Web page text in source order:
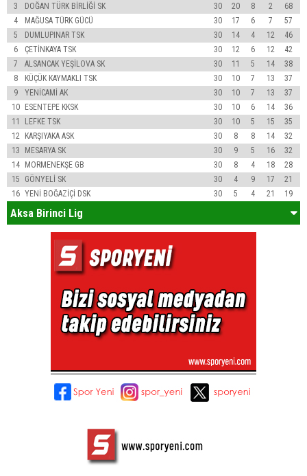
3
DOĞAN TÜRK BİRLİĞİ SK 30 20 8 2
68
4
MAĞUSA TÜRK GÜCÜ 30 17 6 7
57
5
DUMLUPINAR TSK 30 14 4 12
46
6
ÇETİNKAYA TSK 30 12 6 12
42
7
ALSANCAK YEŞİLOVA SK 30 11 5 14
38
8
KÜÇÜK KAYMAKLI TSK 30 10 7 13
37
9
YENİCAMİ AK 30 10 7 13
37
10 ESENTEPE KKSK 30 10 6 14
36
11
LEFKE TSK 30 10 5 15
35
12
KARŞIYAKA ASK 30 8 8 14
32
13
MESARYA SK 30 9 5 16
32
14 MORMENEKŞE GB 30 8 4 18
28
15
GÖNYELİ SK 30 4 9 17
21
16 YENİ BOĞAZİÇİ DSK 30 5 4 21 19
Aksa Birinci Lig